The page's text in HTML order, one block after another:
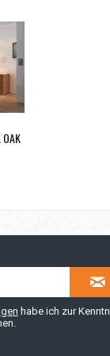
habe ich zur